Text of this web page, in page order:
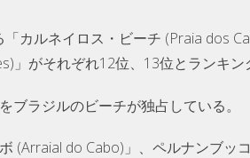
カルネイロス・ビーチ (Praia dos
がそれぞれ12位、13位とランキン
ラジルのビーチが独占している。
(Arraial do Cabo)」、ペルナンブッ